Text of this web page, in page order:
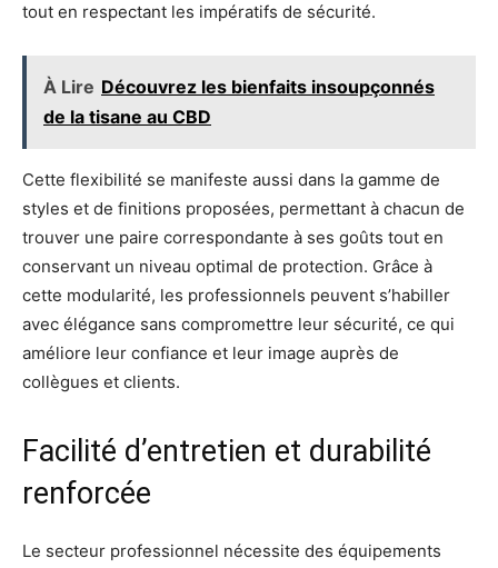
tout en respectant les impératifs de sécurité.
À Lire Découvrez les bienfaits insoupçonnés
de la tisane au CBD
Cette flexibilité se manifeste aussi dans la gamme de
styles et de finitions proposées, permettant à chacun de
trouver une paire correspondante à ses goûts tout en
conservant un niveau optimal de protection. Grâce à
cette modularité, les professionnels peuvent s’habiller
avec élégance sans compromettre leur sécurité, ce qui
améliore leur confiance et leur image auprès de
collègues et clients.
Facilité d’entretien et durabilité
renforcée
Le secteur professionnel nécessite des équipements